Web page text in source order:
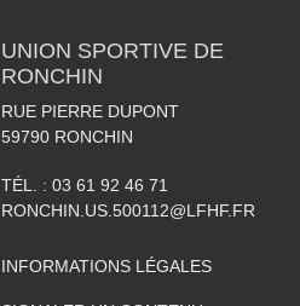
UNION SPORTIVE DE
RONCHIN
RUE PIERRE DUPONT
59790 RONCHIN
TÉL. : 03 61 92 46 71
RONCHIN.US.500112@LFHF.FR
INFORMATIONS LÉGALES